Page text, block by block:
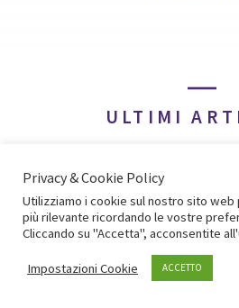
ULTIMI
LAND
Master in
organizzazioni
Certificazione Cepas Premio
Privacy & Cookie Policy
Utilizziamo i cookie sul nostro sito
più rilevante ricordando le vostre
Cliccando su "Accetta", acconsentite
Impostazioni Cookie ACCETTO